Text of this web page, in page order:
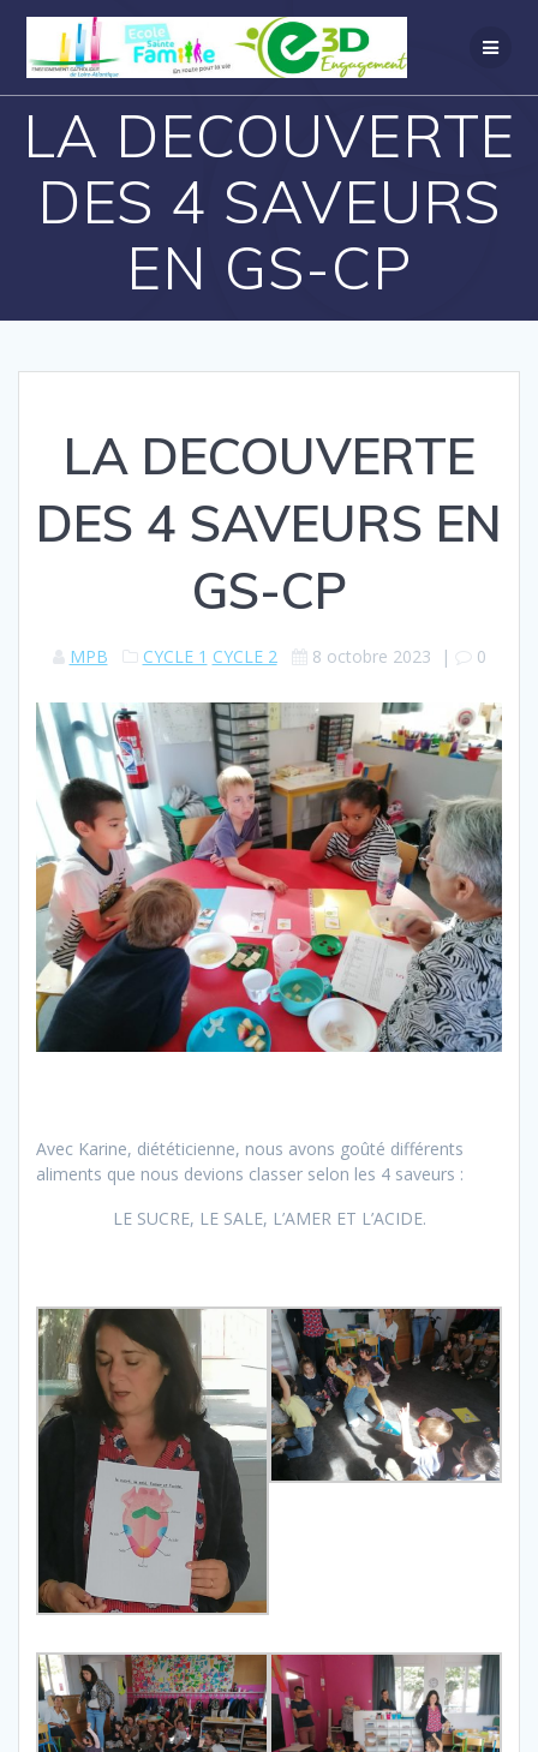
LA DECOUVERTE
DES 4 SAVEURS
EN GS-CP
LA DECOUVERTE
DES 4 SAVEURS EN
GS-CP
MPB CYCLE 1 CYCLE 2 8 octobre 2023 | 0
Avec Karine, diététicienne, nous avons goûté différents
aliments que nous devions classer selon les 4 saveurs :
LE SUCRE, LE SALE, L’AMER ET L’ACIDE.